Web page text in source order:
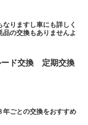
りますし車にも詳しく
の交換もありませんよ
ード交換 定期交換
ごとの交換をおすすめ